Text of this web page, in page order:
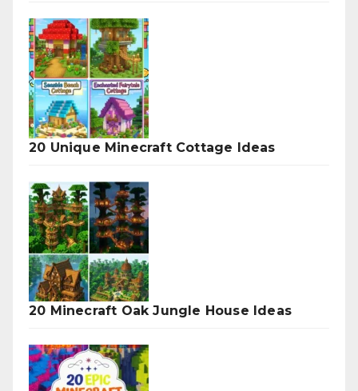
20 Unique Minecraft Cottage Ideas
20 Minecraft Oak Jungle House Ideas